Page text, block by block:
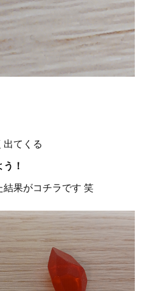
てくる
！
果がコチラです 笑